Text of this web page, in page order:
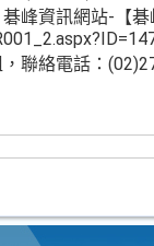
峰資訊網站-【
聯絡電話：